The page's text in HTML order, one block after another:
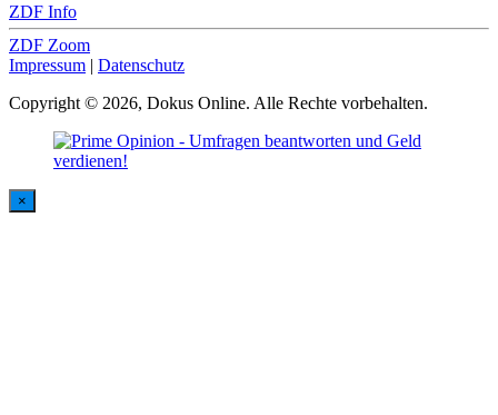
ZDF Info
ZDF Zoom
Impressum | Datenschutz
Copyright © 2026, Dokus Online. Alle Rechte vorbehalten.
×